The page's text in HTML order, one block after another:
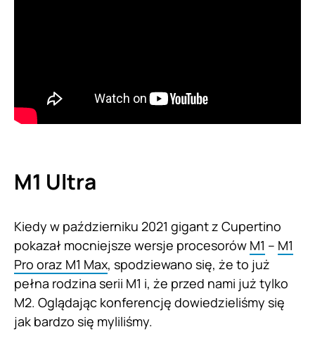
M1 Ultra
Kiedy w październiku 2021 gigant z Cupertino
pokazał mocniejsze wersje procesorów M1 – M1
Pro oraz M1 Max, spodziewano się, że to już
pełna rodzina serii M1 i, że przed nami już tylko
M2. Oglądając konferencję dowiedzieliśmy się
jak bardzo się myliliśmy.